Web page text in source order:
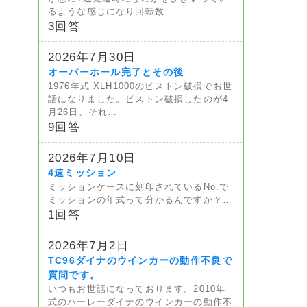
るような感じになり回転数…
3回答
2026年7月30日
オーバーホール完了とその後
1976年式 XLH1000のピストン破損でお世
話になりました。ピストン破損したのが4
月26日、それ…
9回答
2026年7月10日
4速ミッション
ミッションケースに刻印されているNo.で
ミッションの年式って分かるんですか？…
1回答
2026年7月2日
TC96ダイナのウインカーの動作不良で
質問です。
いつもお世話になっております。2010年
式のハーレーダイナのウインカーの動作不